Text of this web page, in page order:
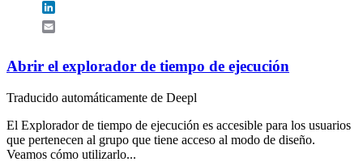
Abrir el explorador de tiempo de ejecución
Traducido automáticamente de Deepl
El Explorador de tiempo de ejecución es accesible para los usuarios
que pertenecen al grupo que tiene acceso al modo de diseño.
Veamos cómo utilizarlo...